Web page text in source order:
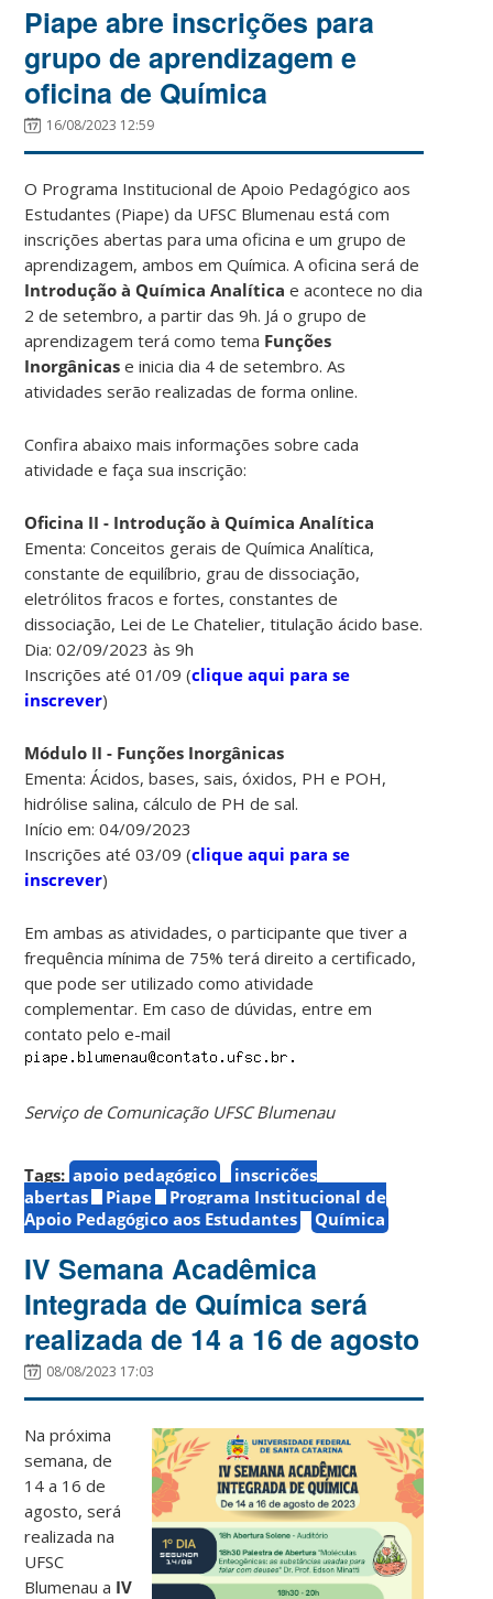
Piape abre inscrições para
grupo de aprendizagem e
oficina de Química
16/08/2023 12:59
O Programa Institucional de Apoio Pedagógico aos
Estudantes (Piape) da UFSC Blumenau está com
inscrições abertas para uma oficina e um grupo de
aprendizagem, ambos em Química. A oficina será de
Introdução à Química Analítica e acontece no dia
2 de setembro, a partir das 9h. Já o grupo de
aprendizagem terá como tema Funções
Inorgânicas e inicia dia 4 de setembro. As
atividades serão realizadas de forma online.
Confira abaixo mais informações sobre cada
atividade e faça sua inscrição:
Oficina II - Introdução à Química Analítica
Ementa: Conceitos gerais de Química Analítica,
constante de equilíbrio, grau de dissociação,
eletrólitos fracos e fortes, constantes de
dissociação, Lei de Le Chatelier, titulação ácido base.
Dia: 02/09/2023 às 9h
Inscrições até 01/09 (clique aqui para se
inscrever)
Módulo II - Funções Inorgânicas
Ementa: Ácidos, bases, sais, óxidos, PH e POH,
hidrólise salina, cálculo de PH de sal.
Início em: 04/09/2023
Inscrições até 03/09 (clique aqui para se
inscrever)
Em ambas as atividades, o participante que tiver a
frequência mínima de 75% terá direito a certificado,
que pode ser utilizado como atividade
complementar. Em caso de dúvidas, entre em
contato pelo e-mail
Serviço de Comunicação UFSC Blumenau
Tags: apoio pedagógico
inscrições
abertas
Piape
Programa Institucional de
Apoio Pedagógico aos Estudantes
Química
IV Semana Acadêmica
Integrada de Química será
realizada de 14 a 16 de agosto
08/08/2023 17:03
Na próxima
semana, de
14 a 16 de
agosto, será
realizada na
UFSC
Blumenau a IV